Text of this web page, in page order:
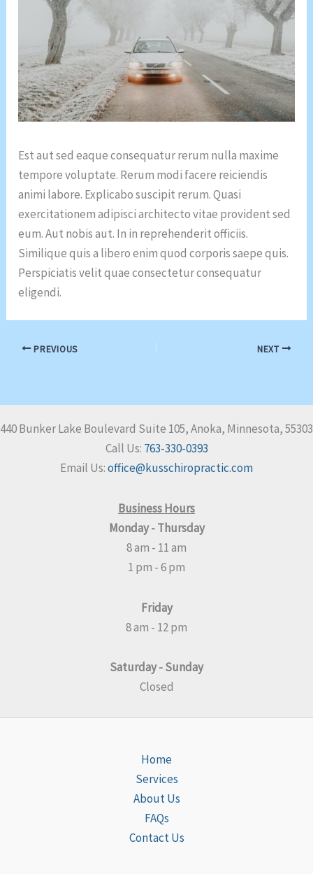
Est aut sed eaque consequatur rerum nulla maxime
tempore voluptate. Rerum modi facere reiciendis
animi labore. Explicabo suscipit rerum. Quasi
exercitationem adipisci architecto vitae provident sed
eum. Aut nobis aut. In in reprehenderit officiis.
Similique quis a libero enim quod corporis saepe quis.
Perspiciatis velit quae consectetur consequatur
eligendi.
PREVIOUS NEXT
440 Bunker Lake Boulevard Suite 105, Anoka, Minnesota, 55303
Call Us: 763-330-0393
Email Us:office@kusschiropractic.com
Business Hours
Monday - Thursday
8 am - 11 am
1 pm - 6 pm
Friday
8 am - 12 pm
Saturday - Sunday
Closed
Home
Services
About Us
FAQs
Contact Us